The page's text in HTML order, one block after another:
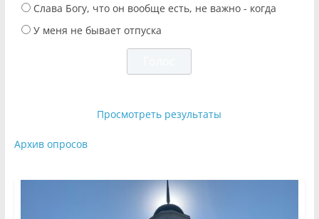
Слава Богу, что он вообще есть, не важно - когда
У меня не бывает отпуска
Просмотреть результаты
Архив опросов